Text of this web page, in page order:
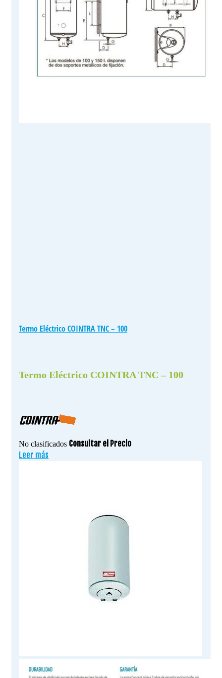
Termo Eléctrico COINTRA TNC – 100
Termo Eléctrico COINTRA TNC – 100
No clasificados Consultar el Precio
Leer más